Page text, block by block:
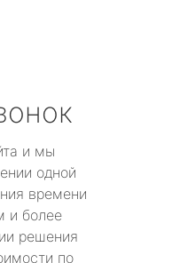
и мы
одной
времени
и более
решения
по